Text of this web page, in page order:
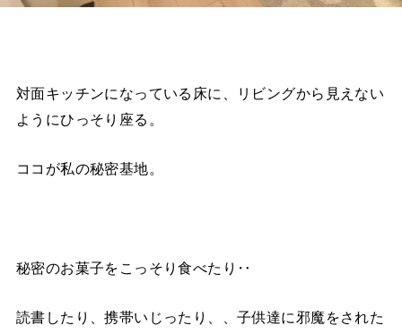
対面キッチンになっている床に、リビングから見えない
ようにひっそり座る。
ココが私の秘密基地。
秘密のお菓子をこっそり食べたり‥
読書したり、携帯いじったり、、子供達に邪魔をされた